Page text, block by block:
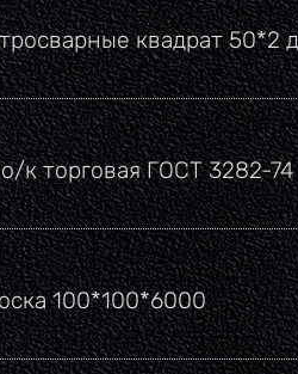
квадрат 50*2
к торговая ГОСТ 3282-
100*100*6000